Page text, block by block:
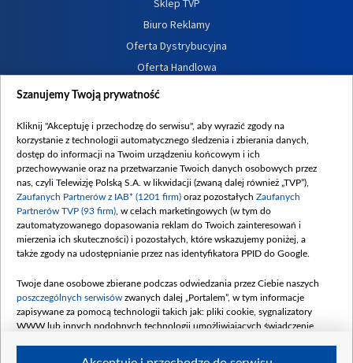
Sklep TVP
Biuro Reklamy
Oferta Dystrybucyjna
Oferta Handlowa
Dostępność
Procedura zgłoszeń wewnętrznych
Szanujemy Twoją prywatność
Kliknij "Akceptuję i przechodzę do serwisu", aby wyrazić zgody na
korzystanie z technologii automatycznego śledzenia i zbierania danych,
dostęp do informacji na Twoim urządzeniu końcowym i ich
przechowywanie oraz na przetwarzanie Twoich danych osobowych przez
nas, czyli Telewizję Polską S.A. w likwidacji (zwaną dalej również „TVP”),
Zaufanych Partnerów z IAB* (1201 firm) oraz pozostałych Zaufanych
Partnerów TVP (93 firm) , w celach marketingowych (w tym do
zautomatyzowanego dopasowania reklam do Twoich zainteresowań i
mierzenia ich skuteczności) i pozostałych, które wskazujemy poniżej, a
także zgody na udostępnianie przez nas identyfikatora PPID do Google.
Twoje dane osobowe zbierane podczas odwiedzania przez Ciebie naszych
poszczególnych serwisów zwanych dalej „Portalem”, w tym informacje
zapisywane za pomocą technologii takich jak: pliki cookie, sygnalizatory
WWW lub innych podobnych technologii umożliwiających świadczenie